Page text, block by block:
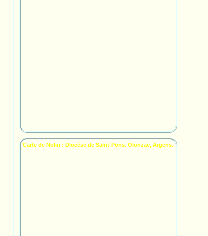
Carte de Nolin : Diocèse de Saint-Pons. Olonzac, Argens.